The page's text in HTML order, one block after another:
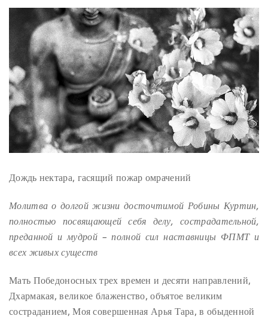
Дождь нектара, гасящий пожар омрачений
Молитва о долгой жизни досточтимой Робины Куртин,
полностью посвящающей себя делу, сострадательной,
преданной и мудрой – полной сил наставницы ФПМТ и
всех живых существ
Мать Победоносных трех времен и десяти направлений,
Дхармакая, великое блаженство, объятое великим
состраданием, Моя совершенная Арья Тара, в обыденной